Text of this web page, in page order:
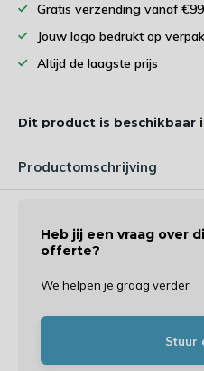
Gratis verzending vanaf
Jouw logo bedrukt op
Altijd de laagste prijs
Dit product is beschikbaar
Productomschrijving
Heb jij een vraag over
offerte?
We helpen je graag verder
Stuur